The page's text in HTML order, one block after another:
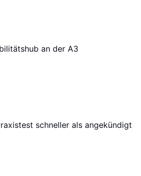
an der A3
schneller als angekündigt